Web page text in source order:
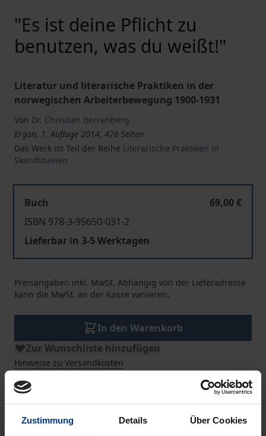
Zustimmung Details Über Cookies
"Es ist deine Pflicht zu
benutzen, was du weißt!"
Literatur und literarische Praktiken in der
norwegischen Arbeiterbewegung 1900-1931
Von Dr. Christian Berrenberg
Ergon, 1. Auflage 2014, 476 Seiten
Das Werk ist Teil der Reihe Literarische Praktiken in
Skandinavien
Buch
69,00 €
ISBN 978-3-95650-031-2
Lieferbar in 3-5 Werktagen
Preisangaben inkl. MwSt. Abhängig von der Lieferadresse
kann die MwSt. an der Kasse variieren.
In den Warenkorb
Zur Wunschliste hinzufügen
Hinweise zu Versandkosten
Beschreibung